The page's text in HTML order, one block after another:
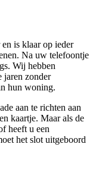
is klaar op ieder
Na uw telefoontje
Wij hebben
jaren zonder
hun woning.
aan te richten aan
kaartje. Maar als de
heeft u een
het slot uitgeboord